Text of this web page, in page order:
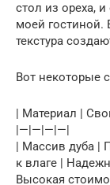
стол из ореха,
моей гостиной.
текстура
Вот некоторые
| Материал |
|—|—|—|—|
| Массив дуба |
к влаге |
Высокая